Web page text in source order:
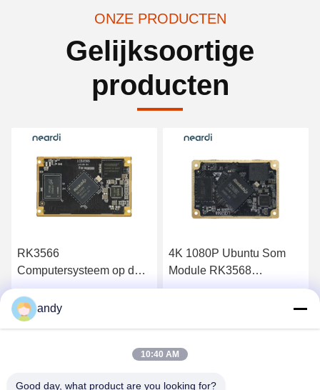
ONZE PRODUCTEN
Gelijksoortige
producten
RK3566
Computersysteem op de
module SoM LCB3566
Arm ODM
Vind de beste prijs
4K 1080P Ubuntu Som
Module RK3568
Computer On Modules
andy
10:40 AM
Good day, what product are you looking for?